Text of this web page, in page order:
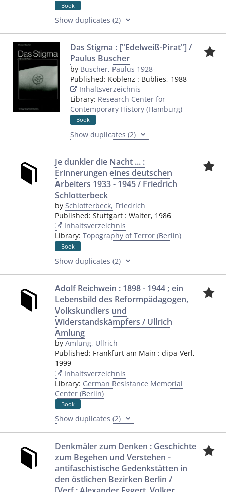
Book
Show duplicates (2)
Das Stigma : ["Edelweiß-Pirat"] /
Paulus Buscher
by Buscher, Paulus 1928-
Published: Koblenz : Bublies, 1988
Inhaltsverzeichnis
Library: Research Center for
Contemporary History (Hamburg)
Book
Show duplicates (2)
Je dunkler die Nacht ... :
Erinnerungen eines deutschen
Arbeiters 1933 - 1945 / Friedrich
Schlotterbeck
by Schlotterbeck, Friedrich
Published: Stuttgart : Walter, 1986
Inhaltsverzeichnis
Library: Topography of Terror (Berlin)
Book
Show duplicates (2)
Adolf Reichwein : 1898 - 1944 ; ein
Lebensbild des Reformpädagogen,
Volkskundlers und
Widerstandskämpfers / Ullrich
Amlung
by Amlung, Ullrich
Published: Frankfurt am Main : dipa-Verl,
1999
Inhaltsverzeichnis
Library: German Resistance Memorial
Center (Berlin)
Book
Show duplicates (2)
Denkmäler zum Denken : Geschichte
zum Begehen und Verstehen -
antifaschistische Gedenkstätten in
den östlichen Bezirken Berlin /